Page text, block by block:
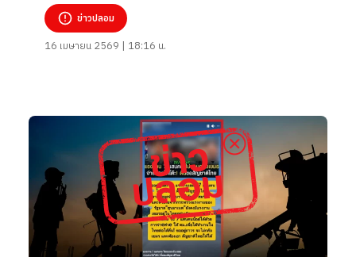
ข่าวปลอม
16 เมษายน 2569 | 18:16 น.